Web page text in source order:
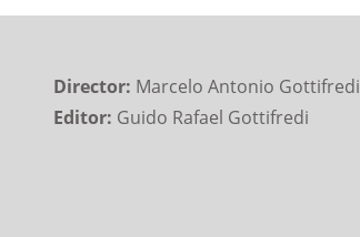
Director: Marcelo Antonio Gottifredi
Editor: Guido Rafael Gottifredi